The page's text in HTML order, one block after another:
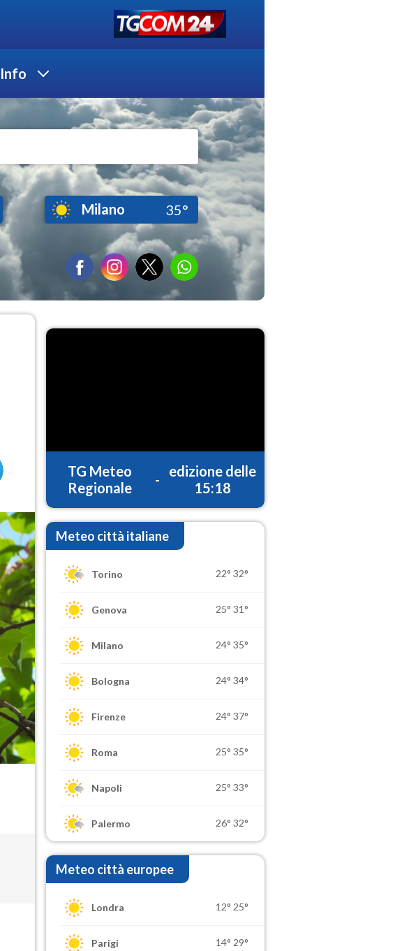
Info
Milano 35°
TG Meteo
Regionale
-
edizione delle
15:18
Meteo città italiane
Torino 22° 32°
Genova 25° 31°
Milano 24° 35°
Bologna 24° 34°
Firenze 24° 37°
Roma 25° 35°
Napoli 25° 33°
Palermo 26° 32°
Meteo città europee
Londra 12° 25°
Parigi 14° 29°